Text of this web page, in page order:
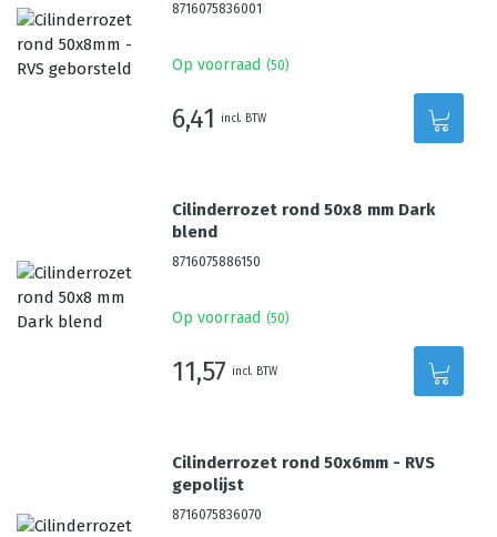
8716075836001
Op voorraad (50)
6,41 incl. BTW
Cilinderrozet rond 50x8 mm Dark
blend
8716075886150
Op voorraad (50)
11,57 incl. BTW
Cilinderrozet rond 50x6mm - RVS
gepolijst
8716075836070